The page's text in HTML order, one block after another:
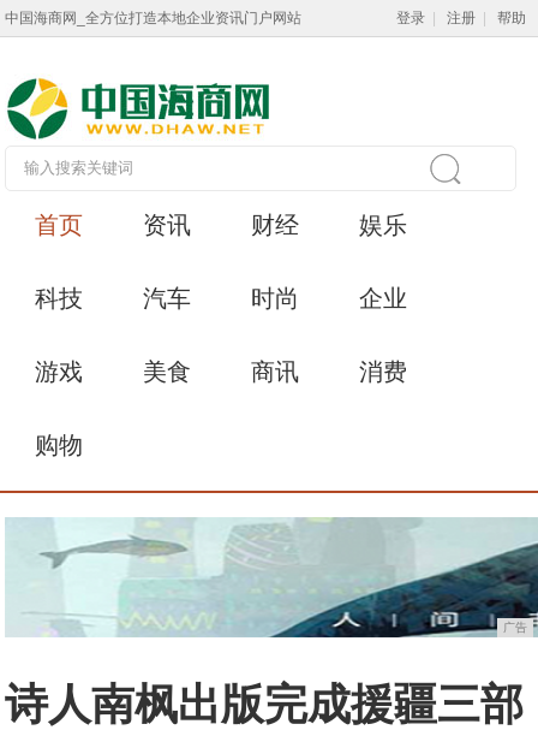
中国海商网_全方位打造本地企业资讯门户网站 登录 注册 帮助
首页 资讯 财经 娱乐
科技 汽车 时尚 企业
游戏 美食 商讯 消费
购物
广告
诗人南枫出版完成援疆三部